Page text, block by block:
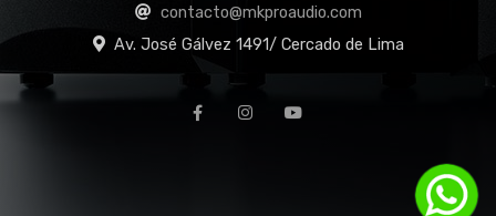
contacto@mkproaudio.com
Av. José Gálvez 1491/ Cercado de Lima